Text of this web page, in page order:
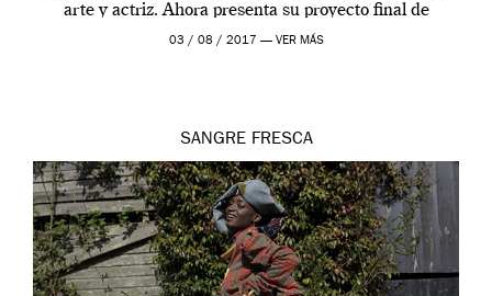
arte y actriz. Ahora presenta su proyecto final de
carrera, una colección […]
03 / 08 / 2017 — VER MÁS
SANGRE FRESCA